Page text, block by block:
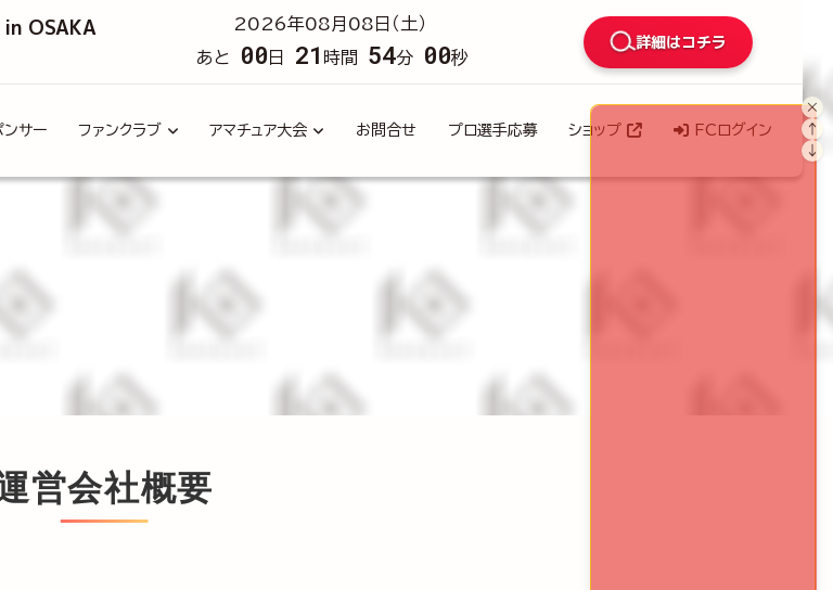
in OSAKA
2026年08月08日（土）
あと
00 日 21 時間 53分 59秒
詳細はコチラ
ンサー ファンクラブ アマチュア大会 お問合せ プロ選手応募 ショップ FCログイン
営会社概要
×
↑
↓